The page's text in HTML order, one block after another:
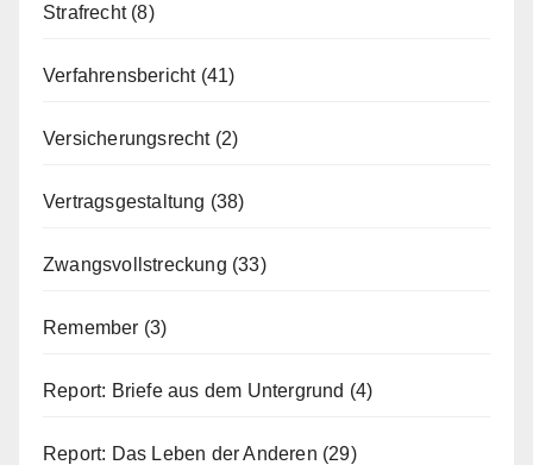
Strafrecht(8)
Verfahrensbericht(41)
Versicherungsrecht(2)
Vertragsgestaltung (38)
Zwangsvollstreckung (33)
Remember (3)
Report: Briefe aus dem Untergrund (4)
Report: Das Leben der Anderen (29)